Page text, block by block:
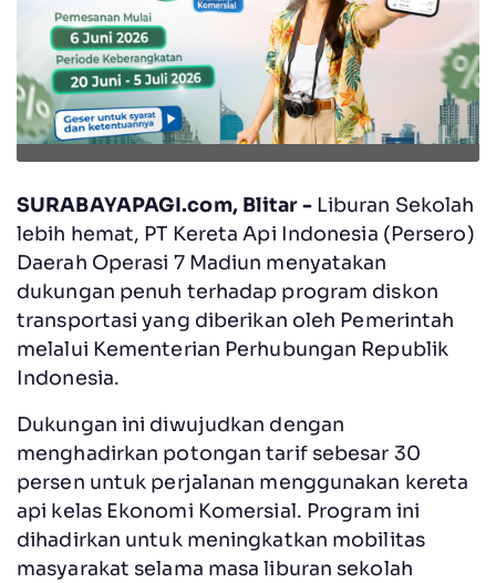
SURABAYAPAGI.com, Blitar -Liburan Sekolah
lebih hemat, PT Kereta Api Indonesia (Persero)
Daerah Operasi 7 Madiun menyatakan
dukungan penuh terhadap program diskon
transportasi yang diberikan oleh Pemerintah
melalui Kementerian Perhubungan Republik
Indonesia.
Dukungan ini diwujudkan dengan
menghadirkan potongan tarif sebesar 30
persen untuk perjalanan menggunakan kereta
api kelas Ekonomi Komersial. Program ini
dihadirkan untuk meningkatkan mobilitas
masyarakat selama masa liburan sekolah